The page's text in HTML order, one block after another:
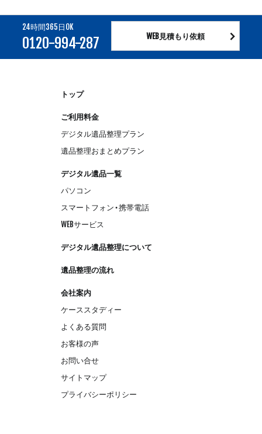
24時間365日OK
0120-994-287 WEB見積もり依頼
トップ
ご利用料金
デジタル遺品整理プラン
遺品整理おまとめプラン
デジタル遺品一覧
パソコン
スマートフォン・携帯電話
WEBサービス
デジタル遺品整理について
遺品整理の流れ
会社案内
ケーススタディー
よくある質問
お客様の声
お問い合せ
サイトマップ
プライバシーポリシー